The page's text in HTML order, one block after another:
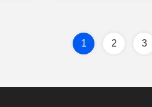
1 2 3